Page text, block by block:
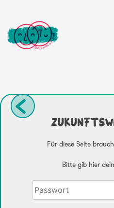
Skip
to
content
Für diese Seite
Bitte gib hier